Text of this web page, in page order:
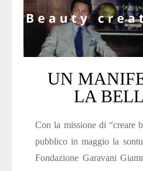
UN
LA
Con la missione di “creare
pubblico in maggio la
Fondazione Garavani